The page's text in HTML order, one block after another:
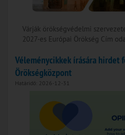
Várják örökségvédelmi
2027-es Európai Örökség Cím
Véleménycikkek írására hirdet
Örökségközpont
Határidő: 2026-12-31